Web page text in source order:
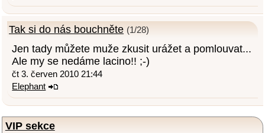
Tak si do nás bouchněte (1/28)
Jen tady můžete muže zkusit urážet a pomlouvat...
Ale my se nedáme lacino!! ;-)
čt 3. červen 2010 21:44
Elephant
VIP sekce